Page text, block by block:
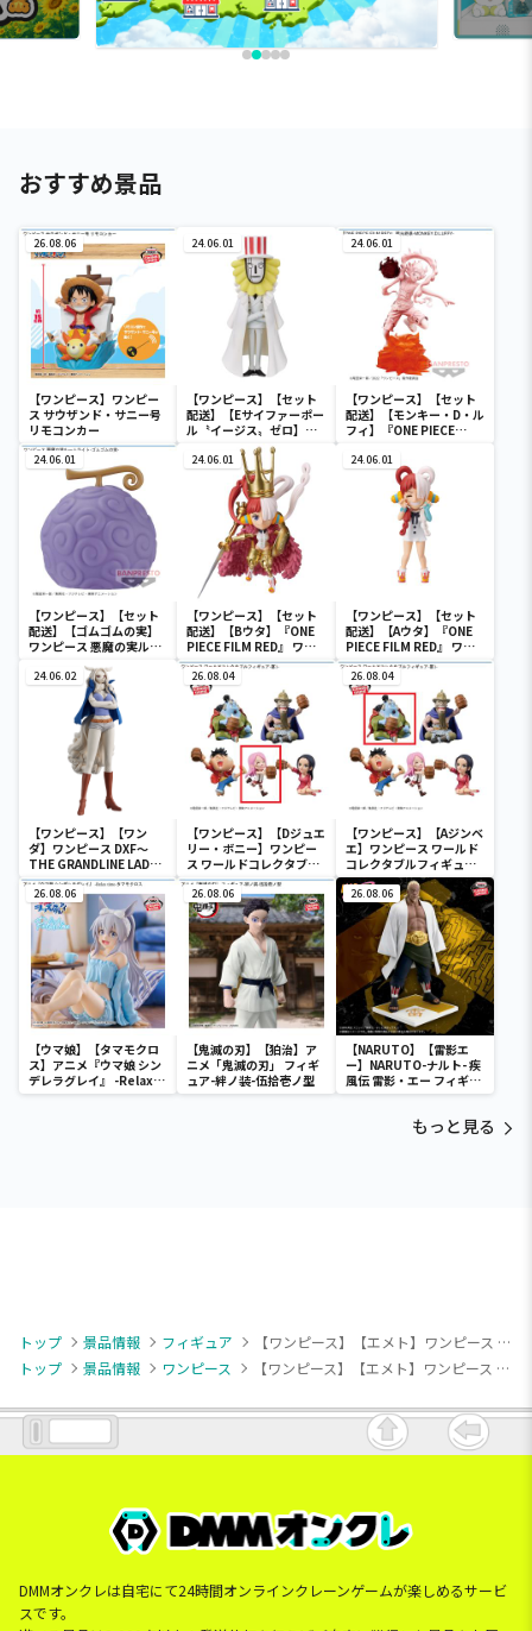
おすすめ景品
26.08.06
【ワンピース】ワンピー
ス サウザンド・サニー号
リモコンカー
24.06.01
【ワンピース】【セット
配送】【Eサイファーポー
ル〝イージス〟ゼロ】ワ
ンピース ワールドコレク
タブルフィギュア-ワノ国
鬼ヶ島編7-
24.06.01
【ワンピース】【セット
配送】【モンキー・D・ル
フィ】『ONE PIECE
MONKEY.D.LUFFY-
24.06.01
【ワンピース】【セット
配送】【ゴムゴムの実】
ワンピース 悪魔の実ルー
ムライト-ゴムゴムの実-
24.06.01
【ワンピース】【セット
配送】【Bウタ】『ONE
PIECE FILM RED』 ワー
ルドコレクタブルフィギ
ュア-UTA COLLECTION-
24.06.01
【ワンピース】【セット
配送】【Aウタ】『ONE
PIECE FILM RED』 ワー
ルドコレクタブルフィギ
ュア-UTA COLLECTION-
24.06.02
【ワンピース】【ワン
ダ】ワンピース DXF～
THE GRANDLINE LADY
～ワノ国 vol.10
26.08.04
【ワンピース】【Dジュエ
リー・ボニー】ワンピー
ス ワールドコレクタブル
フィギュア-宴1-
26.08.04
【ワンピース】【Aジンベ
エ】ワンピース ワールド
コレクタブルフィギュア-
宴1-
26.08.06
【ウマ娘】【タマモクロ
ス】アニメ『ウマ娘 シン
デレラグレイ』 -Relax
time-タマモクロス
26.08.06
【鬼滅の刃】【狛治】ア
ニメ「鬼滅の刃」 フィギ
ュア-絆ノ装-伍拾壱ノ型
26.08.06
【NARUTO】【雷影エ
ー】NARUTO-ナルト- 疾
風伝 雷影・エー フィギュ
ア～五影集結…!!～
もっと見る
トップ 景品情報 フィギュア
【ワンピース】【エメト】ワンピース メガワールドコレクタブルフィギュア-鉄の巨人-
トップ
景品情報 ワンピース 【ワンピース】【エメト】ワンピース メガワールドコレクタブルフィギュア-鉄の巨人-
DMMオンクレは自宅にて24時間オンラインクレーンゲームが楽しめるサービ
スです。